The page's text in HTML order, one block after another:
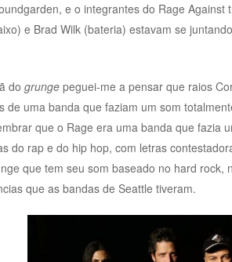
e o integrantes do Rage
e Brad Wilk (bateria) estavam se
do grunge peguei-me a pensar que raios
de uma banda que faziam um som
que o Rage era uma banda que fazia
do rap e do hip hop, com letras
que tem seu som baseado no hard rock,
que as bandas de Seattle tiveram.